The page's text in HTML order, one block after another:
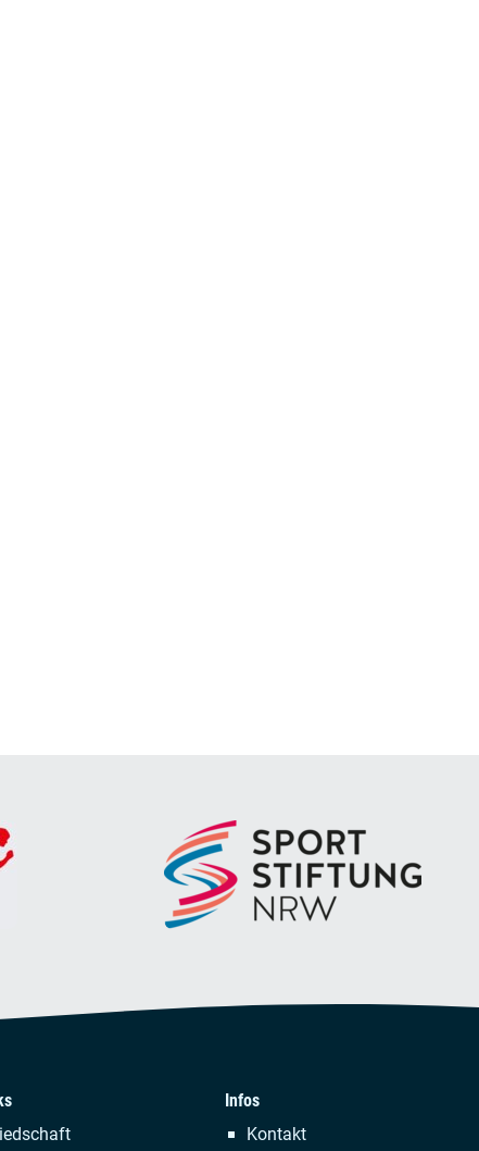
Infos
Navigation
Kontakt